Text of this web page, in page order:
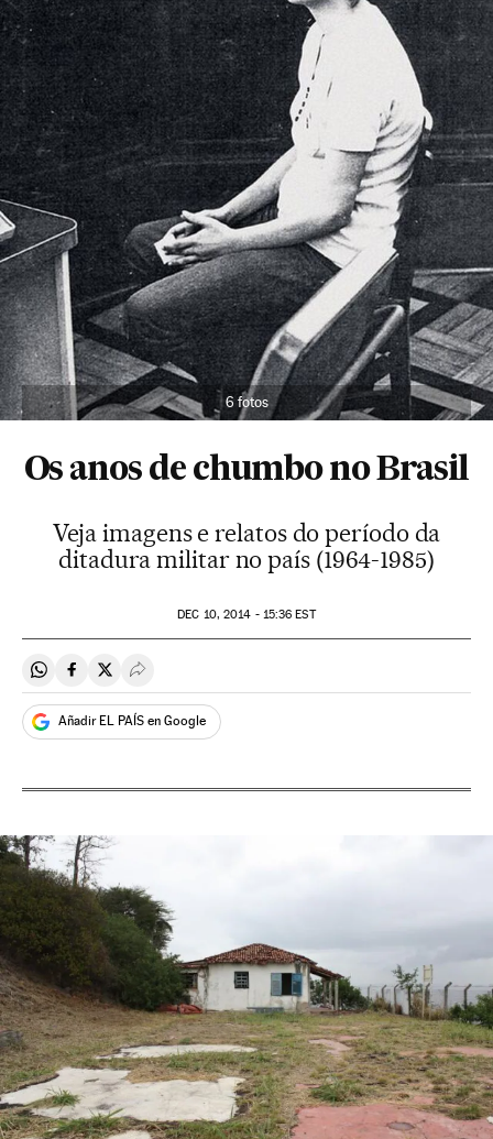
6 fotos
Os anos de chumbo no Brasil
Veja imagens e relatos do período da
ditadura militar no país (1964-1985)
DEC 10, 2014 - 15:36 EST
Compartir en Whatsapp
Compartir en Facebook
Compartir en Twitter
Desplegar Redes Sociales
Añadir EL PAÍS en Google